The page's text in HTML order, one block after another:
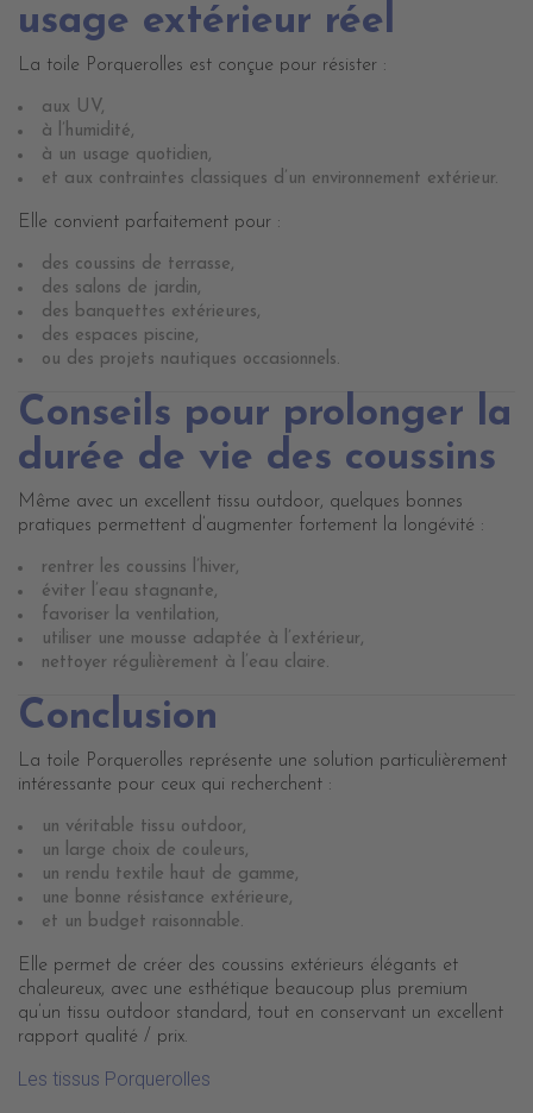
usage extérieur réel
La toile Porquerolles est conçue pour résister :
aux UV,
à l’humidité,
à un usage quotidien,
et aux contraintes classiques d’un environnement extérieur.
Elle convient parfaitement pour :
des coussins de terrasse,
des salons de jardin,
des banquettes extérieures,
des espaces piscine,
ou des projets nautiques occasionnels.
Conseils pour prolonger la
durée de vie des coussins
Même avec un excellent tissu outdoor, quelques bonnes
pratiques permettent d’augmenter fortement la longévité :
rentrer les coussins l’hiver,
éviter l’eau stagnante,
favoriser la ventilation,
utiliser une mousse adaptée à l’extérieur,
nettoyer régulièrement à l’eau claire.
Conclusion
La toile Porquerolles représente une solution particulièrement
intéressante pour ceux qui recherchent :
un véritable tissu outdoor,
un large choix de couleurs,
un rendu textile haut de gamme,
une bonne résistance extérieure,
et un budget raisonnable.
Elle permet de créer des coussins extérieurs élégants et
chaleureux, avec une esthétique beaucoup plus premium
qu’un tissu outdoor standard, tout en conservant un excellent
rapport qualité / prix.
Les tissus Porquerolles